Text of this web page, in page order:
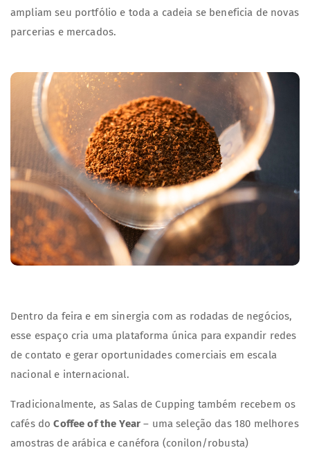
ampliam seu portfólio e toda a cadeia se beneficia de novas
parcerias e mercados.
Dentro da feira e em sinergia com as rodadas de negócios,
esse espaço cria uma plataforma única para expandir redes
de contato e gerar oportunidades comerciais em escala
nacional e internacional.
Tradicionalmente, as Salas de Cupping também recebem os
cafés doCoffee of the Year – uma seleção das 180 melhores
amostras de arábica e canéfora (conilon/robusta)